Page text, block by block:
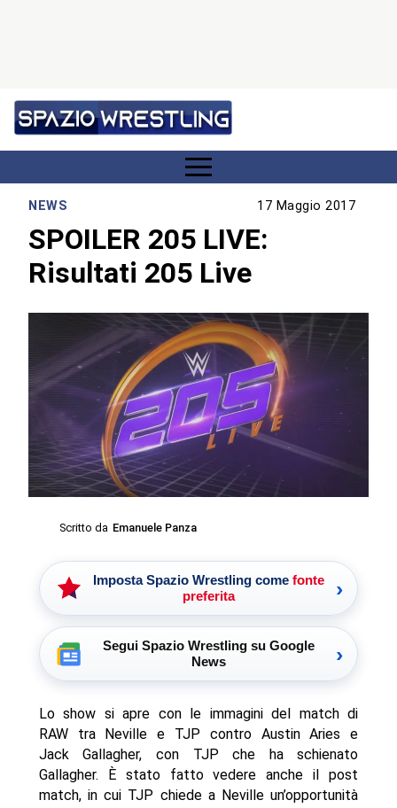
NEWS 17 Maggio 2017
SPOILER 205 LIVE:
Risultati 205 Live
Scritto da Emanuele Panza
Imposta Spazio Wrestling come fonte
preferita
›
Segui Spazio Wrestling su Google
News
›
Lo show si apre con le immagini del match di
RAW tra Neville e TJP contro Austin Aries e
Jack Gallagher, con TJP che ha schienato
Gallagher. È stato fatto vedere anche il post
match, in cui TJP chiede a Neville un’opportunità